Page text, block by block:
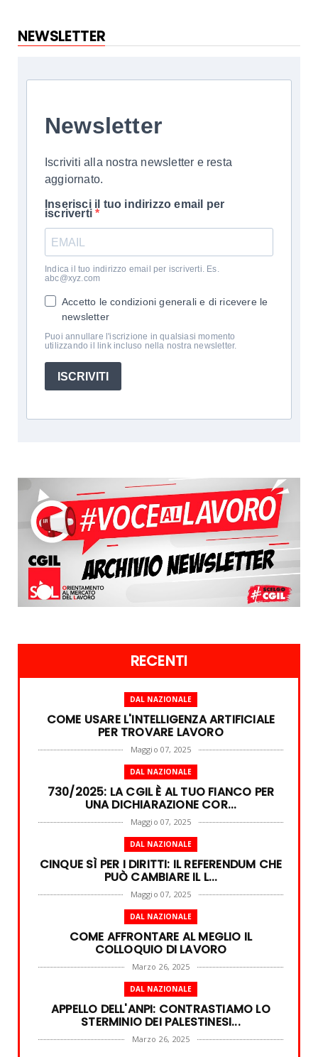
NEWSLETTER
Newsletter
Iscriviti alla nostra newsletter e resta
aggiornato.
Inserisci il tuo indirizzo email per
iscriverti
Indica il tuo indirizzo email per iscriverti. Es.
abc@xyz.com
Accetto le condizioni generali e di ricevere le
newsletter
Puoi annullare l'iscrizione in qualsiasi momento
utilizzando il link incluso nella nostra newsletter.
ISCRIVITI
RECENTI
DAL NAZIONALE
COME USARE L'INTELLIGENZA ARTIFICIALE
PER TROVARE LAVORO
Maggio 07, 2025
DAL NAZIONALE
730/2025: LA CGIL È AL TUO FIANCO PER
UNA DICHIARAZIONE COR...
Maggio 07, 2025
DAL NAZIONALE
CINQUE SÌ PER I DIRITTI: IL REFERENDUM CHE
PUÒ CAMBIARE IL L...
Maggio 07, 2025
DAL NAZIONALE
COME AFFRONTARE AL MEGLIO IL
COLLOQUIO DI LAVORO
Marzo 26, 2025
DAL NAZIONALE
APPELLO DELL'ANPI: CONTRASTIAMO LO
STERMINIO DEI PALESTINESI...
Marzo 26, 2025